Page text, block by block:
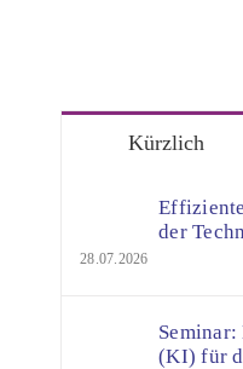
Kürzlich
der
28.07.2026
(KI) für